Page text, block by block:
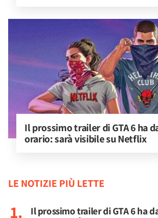
Il prossimo trailer di GTA 6 ha
orario: sarà visibile su Netflix
LE NOTIZIE PIÙ LETTE
Il prossimo trailer di GTA 6 ha